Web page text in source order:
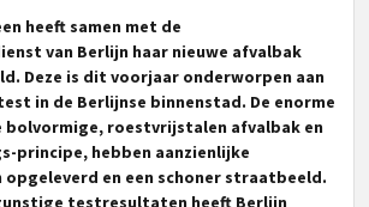
heeft samen met de
van Berlijn haar nieuwe afvalbak
Deze is dit voorjaar onderworpen aan
in de Berlijnse binnenstad. De enorme
bolvormige, roestvrijstalen afvalbak en
principe, hebben aanzienlijke
en een schoner straatbeeld.
testresultaten heeft Berlijn